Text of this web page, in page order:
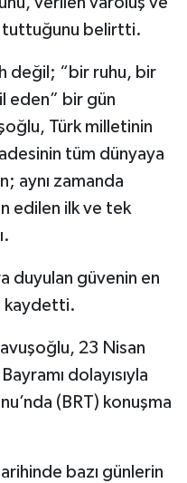
tuttuğunu belirtti.
değil; “bir ruhu, bir
eden” bir gün
Türk milletinin
tüm dünyaya
aynı zamanda
edilen ilk ve tek
duyulan güvenin en
kaydetti.
23 Nisan
dolayısıyla
(BRT) konuşma
bazı günlerin